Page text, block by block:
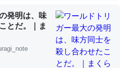
学の大問題＝「昆虫はなぜ海にいな
発明は、味
とだ。｜ま